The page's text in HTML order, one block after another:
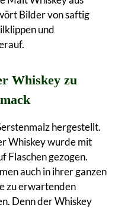
Bilder von saftig
und
Whiskey zu
hergestellt.
Whiskey wurde mit
Flaschen gezogen.
auch in ihrer ganzen
zu erwartenden
Denn der Whiskey